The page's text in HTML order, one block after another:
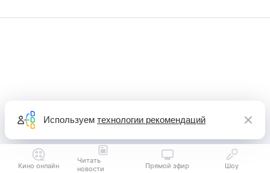
Кино онлайн
Читать
новости
Прямой эфир Шоу
Используем технологии рекомендаций